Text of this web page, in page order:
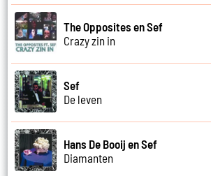
The Opposites en Sef
Crazy zin in
Sef
De leven
Hans De Booij en Sef
Diamanten